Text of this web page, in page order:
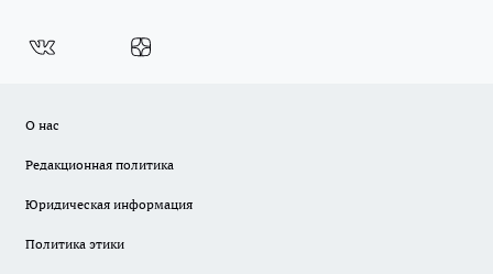
О нас
Редакционная политика
Юридическая информация
Политика этики